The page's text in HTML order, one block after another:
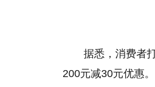
据悉，消费者
200元减30元优惠